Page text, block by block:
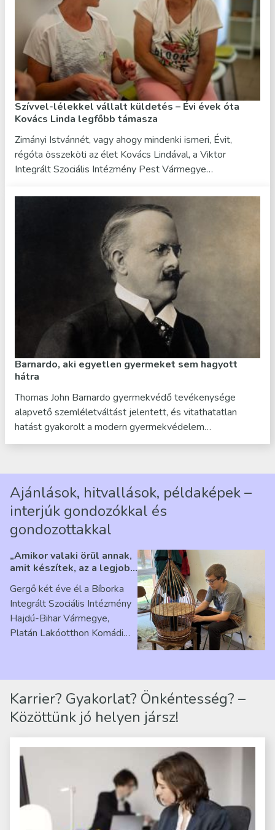
Szívvel-lélekkel vállalt küldetés – Évi évek óta
Kovács Linda legfőbb támasza
Zimányi Istvánnét, vagy ahogy mindenki ismeri, Évit,
régóta összeköti az élet Kovács Lindával, a Viktor
Integrált Szociális Intézmény Pest Vármegye…
Barnardo, aki egyetlen gyermeket sem hagyott
hátra
Thomas John Barnardo gyermekvédő tevékenysége
alapvető szemléletváltást jelentett, és vitathatatlan
hatást gyakorolt a modern gyermekvédelem…
Ajánlások, hitvallások, példaképek –
interjúk gondozókkal és
gondozottakkal
„Amikor valaki örül annak,
amit készítek, az a legjobb
Ribárszky Gergő ellátottal
Gergő két éve él a Bíborka
Integrált Szociális Intézmény
Hajdú-Bihar Vármegye,
Platán Lakóotthon Komádi
Karrier? Gyakorlat? Önkéntesség? –
Közöttünk jó helyen jársz!